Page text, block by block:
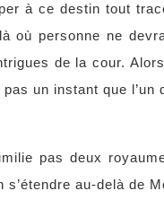
à ce destin tout
où personne ne
de la cour.
un instant que
pas deux
s’étendre au-delà de